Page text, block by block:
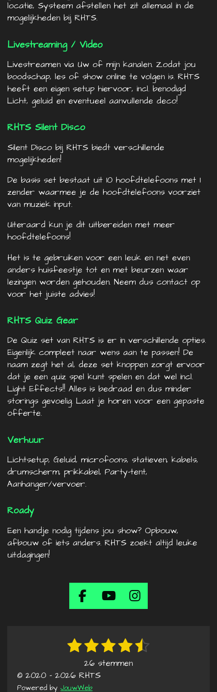
locatie, Systeem afstellen het zit allemaal in de
mogelijkheden bij RHTS.
Livestreaming / Video
Livestreamen via Uw of mijn kanalen. Zodat jou
boodschap, les of show online te volgen is. RHTS
heeft een eigen setup hiervoor, incl. benodigd
Licht, geluid en eventueel aanvullende deco!
RHTS Silent Disco
Silent Disco bij RHTS biedt verschillende
mogelijkheden!
De basis set bestaat uit 10 hoofdtelefoons met 1
zender waarmee je de hoofdtelefoons voorziet
van muziek input.
Uiteraard kun je dit uitbereiden met meer
hoofdtelefoons!
Het is te gebruiken voor een leuk en net even
anders huisfeestje tot en met beurzen waar
lezingen worden gehouden. Neem dus contact op
voor het juiste advies!
RHTS Quiz Gear
De Quiz set van RHTS is er in verschillende opties.
Eigenlijk compleet naar wens aan te passen! De
naam zegt het al, deze set knoppen zorgt ervoor
dat je een quiz spel kunt spelen en dat wel incl.
Light Effects!! Alles is bedraad en dus minder
storings gevoelig. Laat je horen voor een gepaste
offerte.
Verhuur
Lichtsetup, Geluid, microfoons, statieven, kabels,
drumscherm, prikkabel, Party-tent,
Aanhanger/vervoer.
Roady
Een handje nodig tijdens jou show? Opbouw,
afbouw of iets anders. RHTS zoekt altijd leuke
uitdagingen!
F
e
b
o
o
Y
T
u
b
I
t
a
1
t
2
s
t
3
s
t
4
s
5
26 stemmen
© 2020 - 2026 RHTS
Powered by JouwWeb